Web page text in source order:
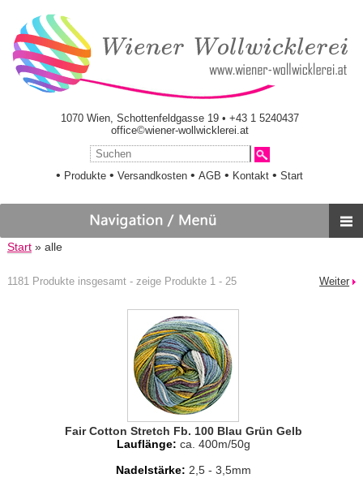
1070 Wien, Schottenfeldgasse 19 • +43 1 5240437
office©wiener-wollwicklerei.at
• Produkte •Versandkosten •AGB • Kontakt •Start
Start» alle
1181 Produkte insgesamt - zeige Produkte 1 - 25 Weiter
Fair Cotton Stretch Fb. 100 Blau Grün Gelb
Lauflänge: ca. 400m/50g
Nadelstärke: 2,5 - 3,5mm